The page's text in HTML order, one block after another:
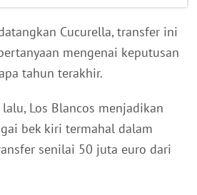
Cucurella, transfer ini
mengenai keputusan
tahun terakhir.
Los Blancos menjadikan
bek kiri termahal dalam
senilai 50 juta euro dari